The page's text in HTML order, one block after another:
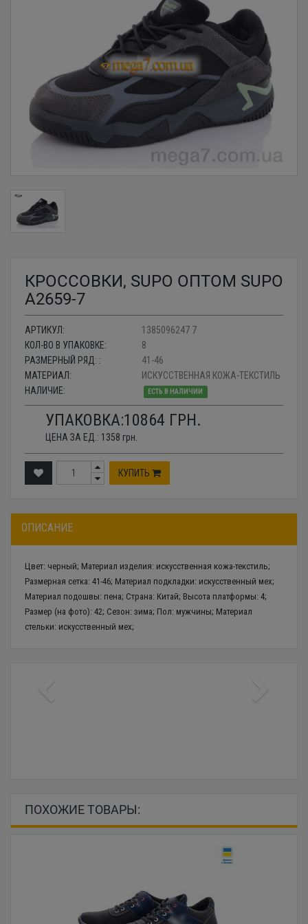
КРОССОВКИ, SUPO ОПТОМ SUPO
A2659-7
АРТИКУЛ:
1385096247 7
КОЛ-ВО В УПАКОВКЕ:
8
РАЗМЕРНЫЙ РЯД: :
41-46
МАТЕРИАЛ:
ИСКУССТВЕННАЯ КОЖА-ТЕКСТИЛЬ
НАЛИЧИЕ:
ЕСТЬ В НАЛИЧИИ
УПАКОВКА:10864 ГРН.
ЦЕНА ЗА ЕД.: 1358 грн.
КУПИТЬ
ОПИСАНИЕ
Цвет: черный; Материал изделия: искусственная кожа-текстиль;
Размерная сетка: 41-46; Материал подкладки: искусственный мех;
Материал подошвы: пена; Страна: Китай; Высота платформы: 4;
Размер (на фото): 42; Сезон: зима; Пол: мужчины; Материал
стельки: искусственный мех;
ПОХОЖИЕ ТОВАРЫ: